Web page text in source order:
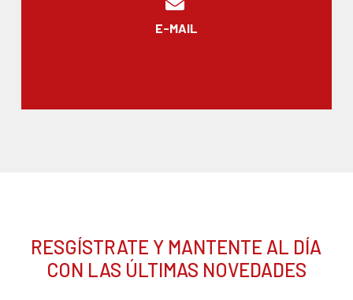
E-MAIL
RESGÍSTRATE Y MANTENTE AL DÍA
CON LAS ÚLTIMAS NOVEDADES